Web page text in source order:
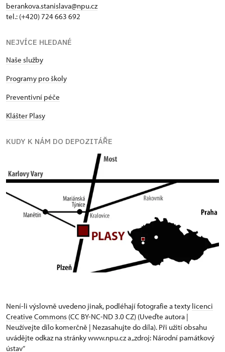
berankova.stanislava@npu.cz
tel.: (+420) 724 663 692
NEJVÍCE HLEDANÉ
Naše služby
Programy pro školy
Preventivní péče
Klášter Plasy
KUDY K NÁM DO DEPOZITÁŘE
Není-li výslovně uvedeno jinak, podléhají fotografie a texty licenci
Creative Commons (CC BY-NC-ND 3.0 CZ) (Uveďte autora |
Neužívejte dílo komerčně | Nezasahujte do díla). Při užití obsahu
uvádějte odkaz na stránky www.npu.cz a „zdroj: Národní památkový
ústav“